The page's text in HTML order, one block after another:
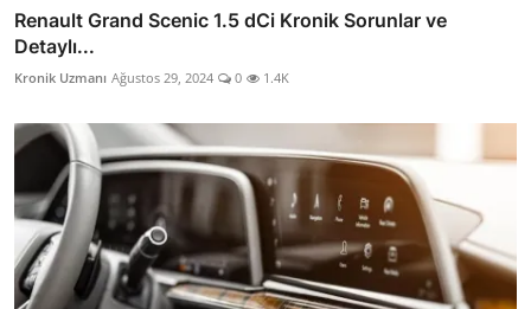
Renault Grand Scenic 1.5 dCi Kronik Sorunlar ve
Detaylı...
Kronik Uzmanı Ağustos 29, 2024 0 1.4K